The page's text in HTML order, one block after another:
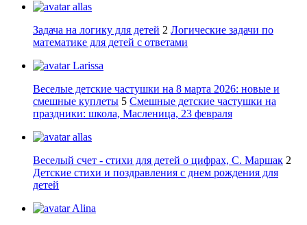
allas
Задача на логику для детей 2 Логические задачи по
математике для детей с ответами
Larissa
Веселые детские частушки на 8 марта 2026: новые и
смешные куплеты 5 Смешные детские частушки на
праздники: школа, Масленица, 23 февраля
allas
Веселый счет - стихи для детей о цифрах, С. Маршак 2
Детские стихи и поздравления с днем рождения для
детей
Alina